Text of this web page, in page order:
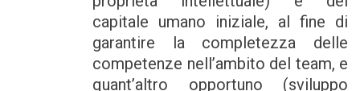
capitale umano iniziale, al fine di
garantire la completezza delle
competenze nell’ambito del team, e
quant’altro opportuno (sviluppo